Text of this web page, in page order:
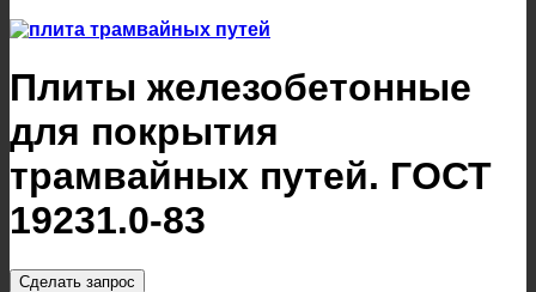
Плиты железобетонные
для покрытия
трамвайных путей. ГОСТ
19231.0-83
Сделать запрос